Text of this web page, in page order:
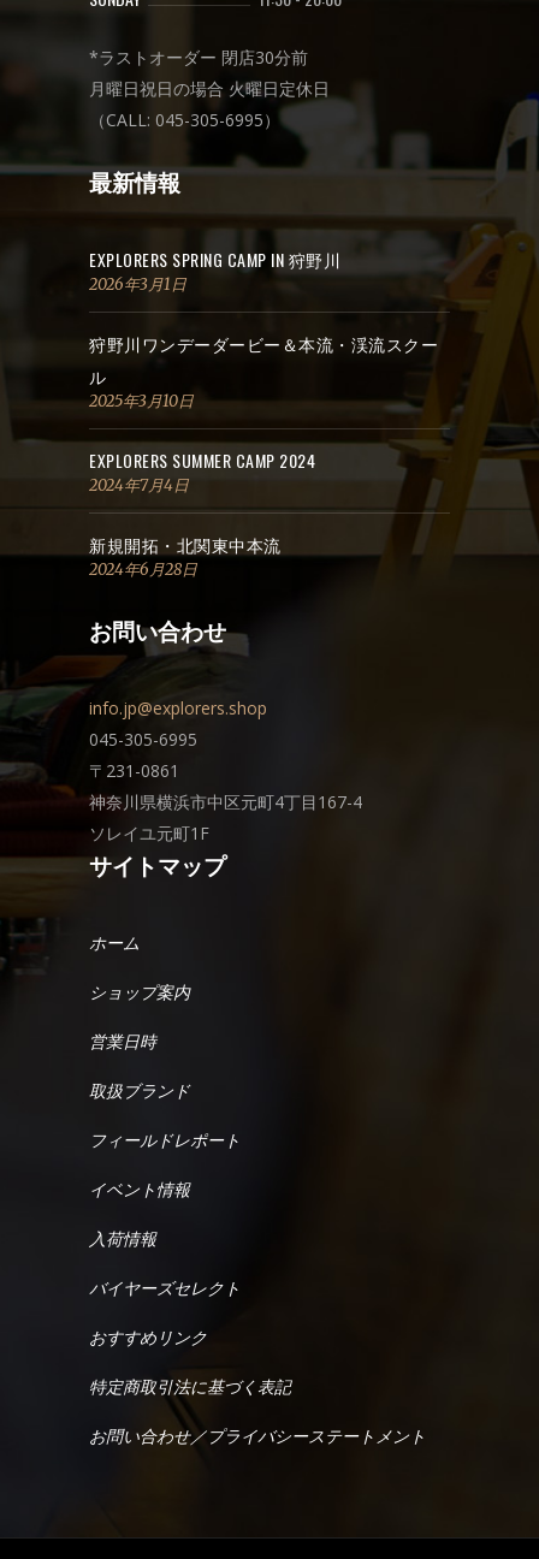
*ラストオーダー 閉店30分前
月曜日祝日の場合 火曜日定休日
（CALL: 045-305-6995）
最新情報
EXPLORERS SPRING CAMP IN 狩野川
2026年3月1日
狩野川ワンデーダービー＆本流・渓流スクー
ル
2025年3月10日
EXPLORERS SUMMER CAMP 2024
2024年7月4日
新規開拓・北関東中本流
2024年6月28日
お問い合わせ
info.jp@explorers.shop
045-305-6995
〒231-0861
神奈川県横浜市中区元町4丁目167-4
ソレイユ元町1F
サイトマップ
ホーム
ショップ案内
営業日時
取扱ブランド
フィールドレポート
イベント情報
入荷情報
バイヤーズセレクト
おすすめリンク
特定商取引法に基づく表記
お問い合わせ／プライバシーステートメント